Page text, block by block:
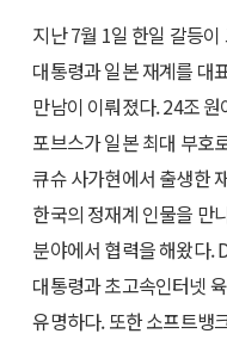
지난 7월 1일 한일 갈등
대통령과 일본 재계를 대
만남이 이뤄졌다. 24조
포브스가 일본 최대 부호
큐슈 사가현에서 출생한
한국의 정재계 인물을 만
분야에서 협력을 해왔다.
대통령과 초고속인터넷
유명하다. 또한 소프트뱅